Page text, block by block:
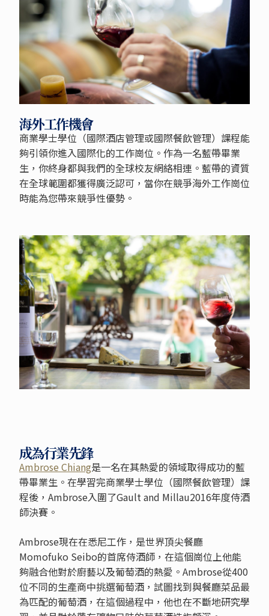
海外工作機會
商業學士學位（國際酒店管理或國際餐飲管理）課程能
夠引領你進入國際化的工作崗位。作為一名藍帶畢業
生，你終身都與我們的全球校友網絡相連。藍帶的資質
在全球範圍都獲得廣泛認可，當你在競爭海外工作崗位
時能為您帶來競爭性優勢。
成為行業先鋒
Ambrose Chiang是一名在其熱愛的領域取得成功的藍
帶畢業生。在學習完商業學士學位（國際餐飲管理）課
程後，Ambrose入圍了Gault and Millau2016年度侍酒
師決賽。
Ambrose現在在悉尼工作，是世界頂尖餐廳
Momofuko Seibo的首席侍酒師，在這個崗位上他能
夠融合他對於廚藝以及葡萄酒的熱愛。Ambrose從400
位不同的生產商中挑選葡萄酒，試圖找到與餐廳菜品最
為匹配的葡萄酒，在這個過程中，他也在不斷地研究學